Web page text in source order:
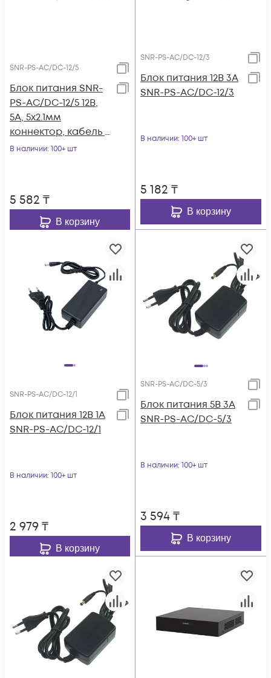
SNR-PS-AC/DC-12/5
Блок питания SNR-
PS-AC/DC-12/5 12В,
5А, 5x2.1мм
коннектор, кабель с
вилкой для подкл. к
В наличии: 100+ шт
5 582 ₸
В корзину
SNR-PS-AC/DC-12/3
Блок питания 12В 3А
SNR-PS-AC/DC-12/3
В наличии: 100+ шт
5 182 ₸
В корзину
SNR-PS-AC/DC-12/1
Блок питания 12В 1А
SNR-PS-AC/DC-12/1
В наличии: 100+ шт
2 979 ₸
В корзину
SNR-PS-AC/DC-5/3
Блок питания 5В 3А
SNR-PS-AC/DC-5/3
В наличии: 100+ шт
3 594₸
В корзину